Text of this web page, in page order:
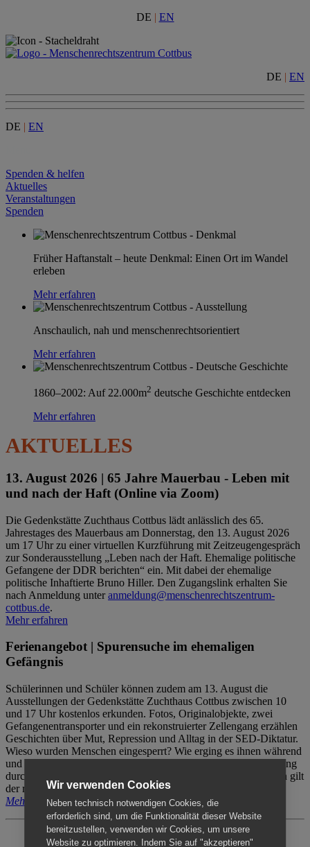
DE | EN
DE | EN
DE | EN
Spenden & helfen
Aktuelles
Veranstaltungen
Spenden
Früher Haftanstalt – heute Denkmal: Einen Ort im Wandel
erleben
Mehr erfahren
Anschaulich, nah und menschenrechtsorientiert
Mehr erfahren
1860–2002: Auf 22.000m2 deutsche Geschichte entdecken
Mehr erfahren
AKTUELLES
13. August 2026 | 65 Jahre Mauerbau - Leben mit
und nach der Haft (Online via Zoom)
Die Gedenkstätte Zuchthaus Cottbus lädt anlässlich des 65.
Jahrestages des Mauerbaus am Donnerstag, den 13. August 2026
um 17 Uhr zu einer virtuellen Kurzführung mit Zeitzeugengespräch
zur Sonderausstellung „Leben nach der Haft. Ehemalige politische
Gefangene der DDR berichten“ ein. Mit dabei der ehemalige
politische Inhaftierte Bruno Hiller. Den Zugangslink erhalten Sie
nach Anmeldung unteranmeldung@menschenrechtszentrum-
cottbus.de.
Mehr erfahren
Ferienangebot | Spurensuche im ehemaligen
Gefängnis
Schülerinnen und Schüler können zudem am 13. August die
Ausstellungen der Gedenkstätte Zuchthaus Cottbus zwischen 10
und 17 Uhr kostenlos erkunden. Fotos, Originalobjekte, zwei
Gefangenentransporter und ein rekonstruierter Zellengang erzählen
Geschichten über Mut, Repression und Alltag in der SED-Diktatur.
Wieso wurden Menschen eingesperrt? Wie erging es ihnen während
und nach der Haft? Der Besuch erfolgt individuell ohne Betreuung
durch das Menschenrechtszentrum Cottbus. Für Begleitpersonen gilt
der reguläre Eintritt (8€ / ermäßigt 5€).
Mehr erfahren
Wir verwenden Cookies
Neben technisch notwendigen Cookies, die
erforderlich sind, um die Funktionalität dieser Website
bereitzustellen, verwenden wir Cookies, um unsere
Website zu optimieren. Indem Sie auf "akzeptieren"